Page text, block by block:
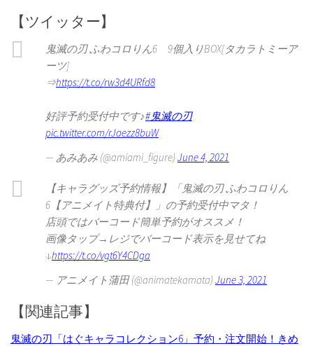
【ツイッター】
鬼滅の刃 ふわコロりん6 9個入りBOX[タカラトミーア
ーツ]
⇒https://t.co/rw3d4URfd8
好評予約受付中です♪#鬼滅の刃
pic.twitter.com/rJaezz8buW
— あみあみ (@amiami_figure) June 4, 2021
【キャラグッズ予約情報】「鬼滅の刃 ふわコロりん
6【アニメイト特典付】」の予約受付中マタ！
店頭ではバーコード簡単予約がオススメ！
画像タップ→レジでバーコード表示を見せてね
↓https://t.co/vgt6Y4CDga
— アニメイト蒲田 (@animatekamata) June 3, 2021
【関連記事】
鬼滅の刃「はぐキャラコレクション6」予約・注文開始！きめ